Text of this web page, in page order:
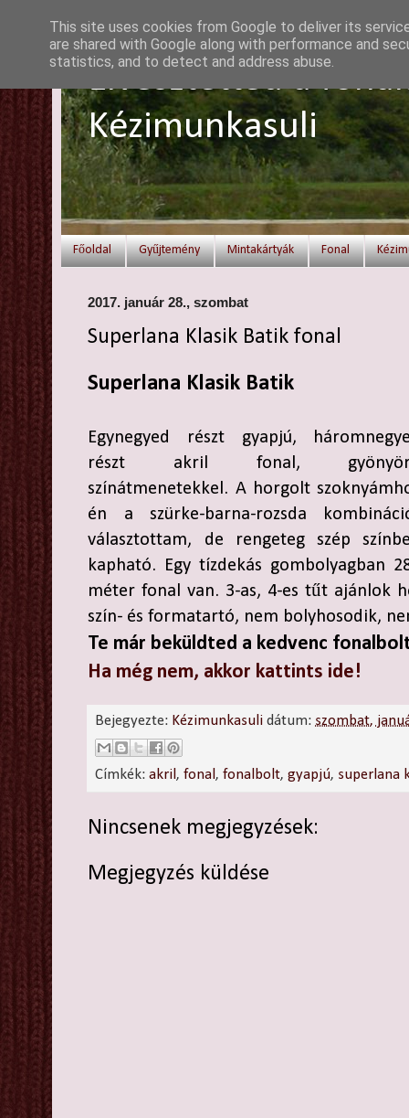
Elvesztetted a
Kézimunkasuli
Főoldal Gyűjtemény Mintakártyák Fonal
2017. január 28., szombat
Superlana Klasik Batik fonal
Superlana Klasik Batik
Egynegyed részt gyapjú,
részt akril fonal,
színátmenetekkel. A horgolt
én a szürke-barna-rozsda
választottam, de rengeteg szép
kapható. Egy tízdekás gombolyagban
méter fonal van. 3-as, 4-es tűt ajánlok
szín- és formatartó, nem bolyhosodik,
Te már beküldted a kedvenc
Ha még nem, akkor kattints ide!
Bejegyezte: Kézimunkasuli dátum: szombat,
Címkék:akril,fonal,fonalbolt,gyapjú, superlana
Nincsenek megjegyzések:
Megjegyzés küldése
This site uses cookies from Google to deliver its
are shared with Google along with performance and
statistics, and to detect and address abuse.